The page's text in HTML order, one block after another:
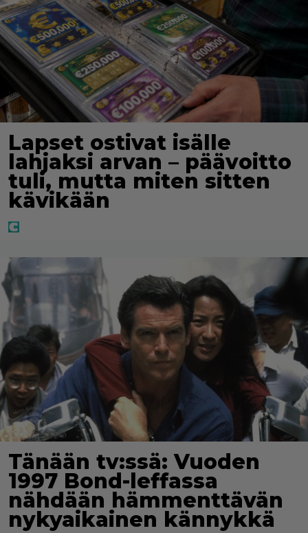
Lapset ostivat isälle
lahjaksi arvan – päävoitto
tuli, mutta miten sitten
kävikään
Tänään tv:ssä: Vuoden
1997 Bond-leffassa
nähdään hämmenttävän
nykyaikainen kännykkä